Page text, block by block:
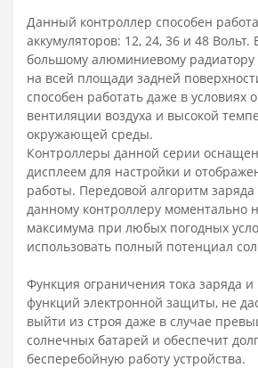
Данный контроллер способен
аккумуляторов: 12, 24, 36 и 48 Вольт.
большому алюминиевому
на всей площади задней
способен работать даже в условиях
вентиляции воздуха и высокой
окружающей среды.
Контроллеры данной серии
дисплеем для настройки и
работы. Передовой алгоритм заряда
данному контроллеру моментально
максимума при любых погодных
использовать полный потенциал
Функция ограничения тока заряда
функций электронной защиты, не
выйти из строя даже в случае
солнечных батарей и обеспечит
бесперебойную работу устройства.